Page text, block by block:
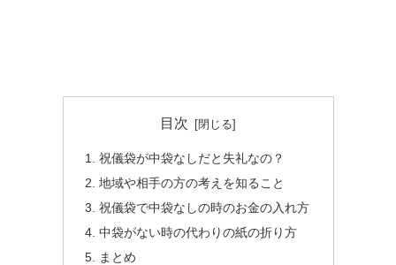
目次
祝儀袋が中袋なしだと失礼なの？
地域や相手の方の考えを知ること
祝儀袋で中袋なしの時のお金の入れ方
中袋がない時の代わりの紙の折り方
まとめ